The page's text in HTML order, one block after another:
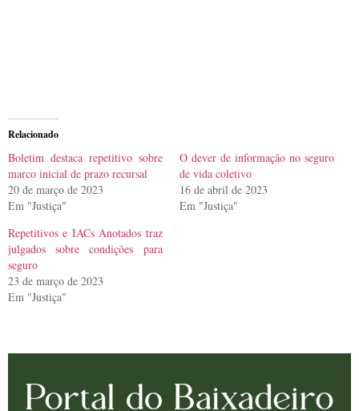
Relacionado
Boletim destaca repetitivo sobre
marco inicial de prazo recursal
20 de março de 2023
Em "Justiça"
O dever de informação no seguro
de vida coletivo
16 de abril de 2023
Em "Justiça"
Repetitivos e IACs Anotados traz
julgados sobre condições para
seguro
23 de março de 2023
Em "Justiça"